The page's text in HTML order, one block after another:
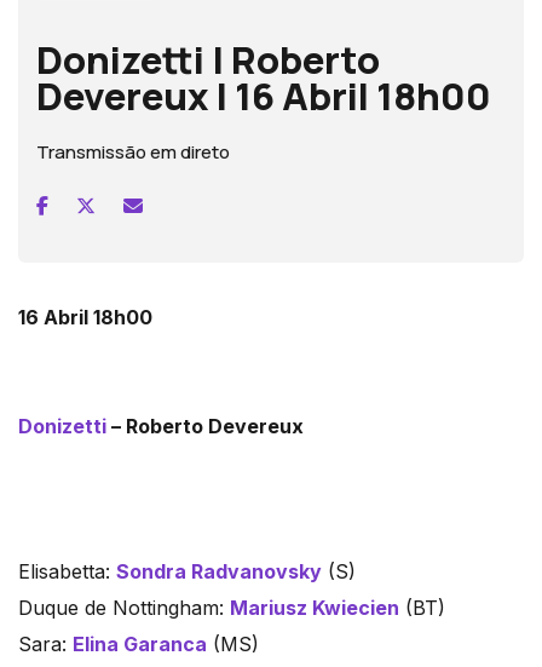
Donizetti | Roberto
Devereux | 16 Abril 18h00
Transmissão em direto
16 Abril 18h00
Donizetti – Roberto Devereux
Elisabetta: Sondra Radvanovsky (S)
Duque de Nottingham: Mariusz Kwiecien (BT)
Sara: Elina Garanca (MS)